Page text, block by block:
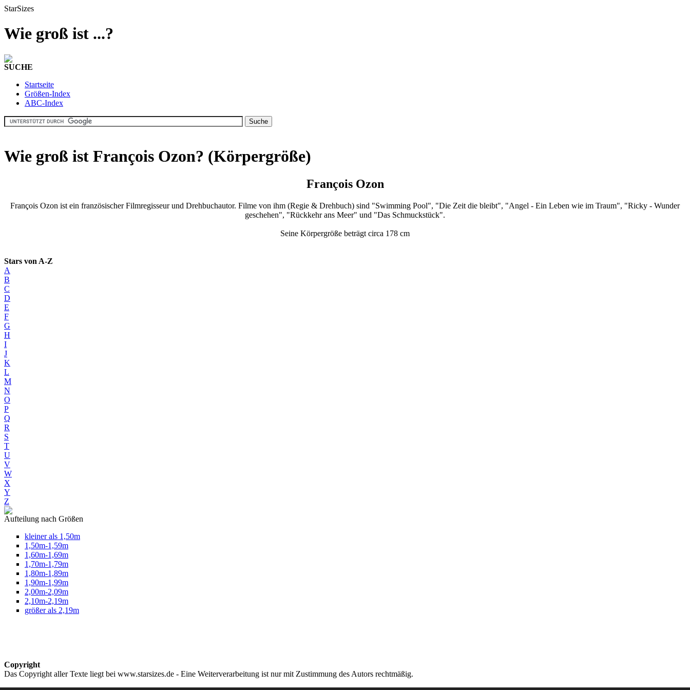
StarSizes
Wie groß ist ...?
SUCHE
Startseite
Größen-Index
ABC-Index
Wie groß ist François Ozon? (Körpergröße)
François Ozon
François Ozon ist ein französischer Filmregisseur und Drehbuchautor. Filme von ihm (Regie & Drehbuch) sind "Swimming Pool", "Die Zeit die bleibt", "Angel - Ein Leben wie im Traum", "Ricky - Wunder
geschehen", "Rückkehr ans Meer" und "Das Schmuckstück".
Seine Körpergröße beträgt circa 178 cm
Stars von A-Z
A
B
C
D
E
F
G
H
I
J
K
L
M
N
O
P
Q
R
S
T
U
V
W
X
Y
Z
Aufteilung nach Größen
kleiner als 1,50m
1,50m-1,59m
1,60m-1,69m
1,70m-1,79m
1,80m-1,89m
1,90m-1,99m
2,00m-2,09m
2,10m-2,19m
größer als 2,19m
Copyright
Das Copyright aller Texte liegt bei www.starsizes.de - Eine Weiterverarbeitung ist nur mit Zustimmung des Autors rechtmäßig.